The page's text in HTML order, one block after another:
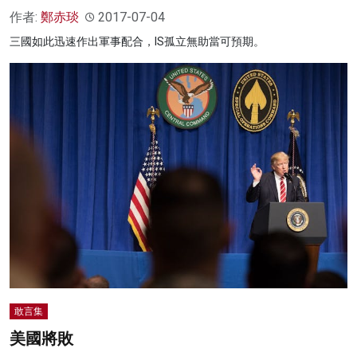
作者: 鄭赤琰 2017-07-04
三國如此迅速作出軍事配合，IS孤立無助當可預期。
敢言集
美國將敗